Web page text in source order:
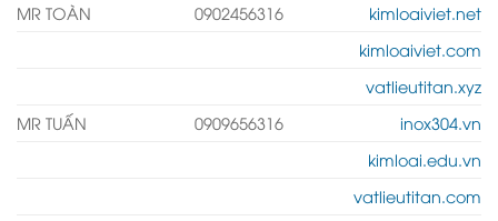
MR TOÀN 0902456316
kimloaiviet.net
kimloaiviet.com
vatlieutitan.xyz
MR TUẤN
0909656316
inox304.vn
kimloai.edu.vn
vatlieutitan.com